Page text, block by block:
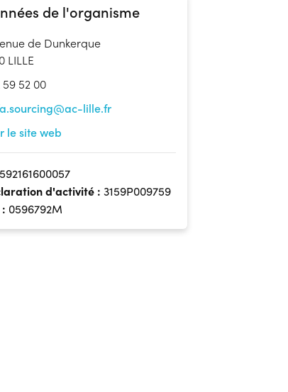
de l'organisme
de Dunkerque
LILLE
59 52 00
lille.fr
le site web
d'activité : 3159P009759
0596792M